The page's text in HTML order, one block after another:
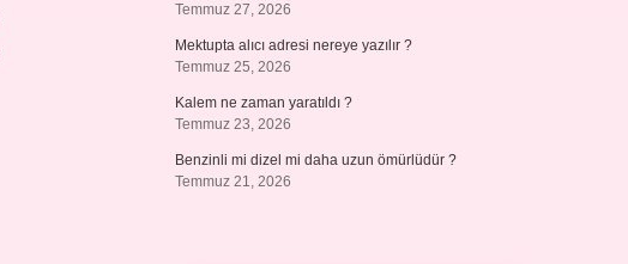
Temmuz 27, 2026
Mektupta alıcı adresi nereye yazılır ?
Temmuz 25, 2026
Kalem ne zaman yaratıldı ?
Temmuz 23, 2026
Benzinli mi dizel mi daha uzun ömürlüdür ?
Temmuz 21, 2026